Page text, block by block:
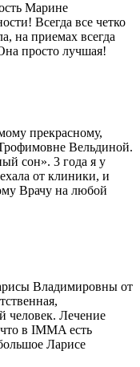
Марине
Всегда все четко
на приемах всегда
просто лучшая!
прекрасному,
Вельдиной.
сон». 3 года я у
от клиники, и
Врачу на любой
Владимировны от
человек. Лечение
в IMMA есть
Ларисе